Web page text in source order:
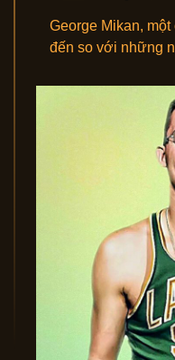
George Mikan,
đến so với những